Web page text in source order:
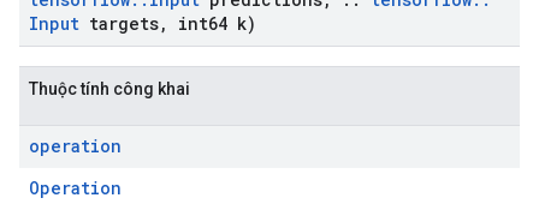
Input targets, int64 k)
Thuộc tính công khai
operation
Operation